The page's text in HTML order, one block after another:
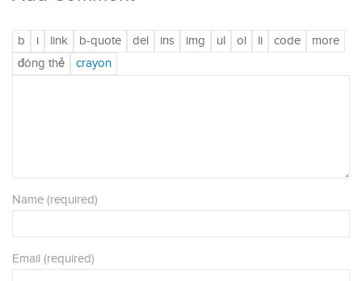
Name (required)
Email (required)